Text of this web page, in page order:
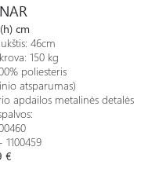
cm
46cm
150 kg
poliesteris
atsparumas)
apdailos metalinės detalės
€